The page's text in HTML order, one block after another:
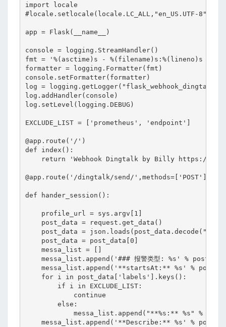
import locale
#locale.setlocale(locale.LC_ALL,"en_US.UTF-8")
app = Flask(__name__)
console = logging.StreamHandler()
fmt = '%(asctime)s - %(filename)s:%(lineno)s -
formatter = logging.Formatter(fmt)
console.setFormatter(formatter)
log = logging.getLogger("flask_webhook_dingtalk")
log.addHandler(console)
log.setLevel(logging.DEBUG)
EXCLUDE_LIST = ['prometheus', 'endpoint']
@app.route('/')
def index():
return 'Webhook Dingtalk by Billy https://
@app.route('/dingtalk/send/',methods=['POST'])
def hander_session():
    profile_url = sys.argv[1]
    post_data = request.get_data()
post_data = json.loads(post_data.decode("utf-
    post_data = post_data[0]
    messa_list = []
messa_list.append('### 报警类型: %s' %
messa_list.append('**startsAt:** %s' %
    for i in post_data['labels'].keys():
        if i in EXCLUDE_LIST:
            continue
        else:
messa_list.append("**%s:** %s" % (i,
messa_list.append('**Describe:** %s' %